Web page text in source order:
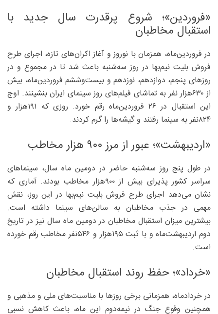
«فروردین»؛ شروع پرقدرت سال جدید با
استقبال مخاطبان
در فروردین‌ماه، همزمان با نوروز و آغاز اکران‌های تازه، اجرای طرح
فروش بلیت نیم‌بها در روز سه‌شنبه باعث شد تا در مجموع و در
روزهای پنجم، دوازدهم، نوزدهم و بیست‌وششم فروردین‌ماه، بیش
از ۶۳۰هزار نفر به تماشای فیلم‌های روز سینمای ایران بنشینند. اوج
این استقبال در ۲۶ فروردین‌ماه رقم خورد. روزی که ۱۹۱‌هزار و
۸۲۴‌نفر به سینما رفتند و گیشه‌ها را گرم کردند.
«اردیبهشت»؛ عبور از مرز ۹۰۰ هزار مخاطب
در طول پنج روز سه‌شنبه حاضر در دومین ماه سال، سینماهای
سراسر کشور پذیرای بیش از ۹۰۰‌هزار مخاطب بودند. آماری که
نشان می‌دهد اجرای طرح فروش بلیت نیم‌بها در این روز، نقش
مهمی در جذب مخاطبان به سالن‌های سینما داشته است.
بیشترین میزان استقبال مخاطبان در دومین ماه سال نیز در تاریخ
دوم اردیبهشت‌ماه و با ثبت ۱۹۵هزار و ۵۴۶نفر مخاطب رقم خورده
است.
«خرداد»؛ حفظ روند استقبال مخاطبان
در خردادماه، همزمانی برخی روزها با مناسبت‌های ملی و مذهبی و
همچنین وقوع جنگ در نیمه‌دوم این ماه، باعث کاهش نسبی